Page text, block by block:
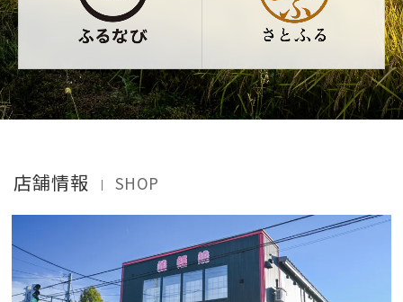
店舗情報 ｜ SHOP